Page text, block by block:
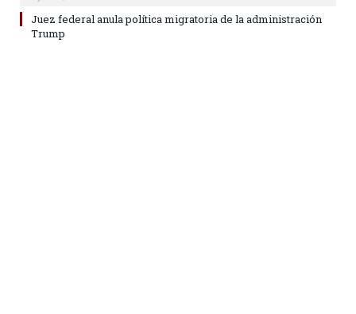
Juez federal anula política migratoria de la administración
Trump